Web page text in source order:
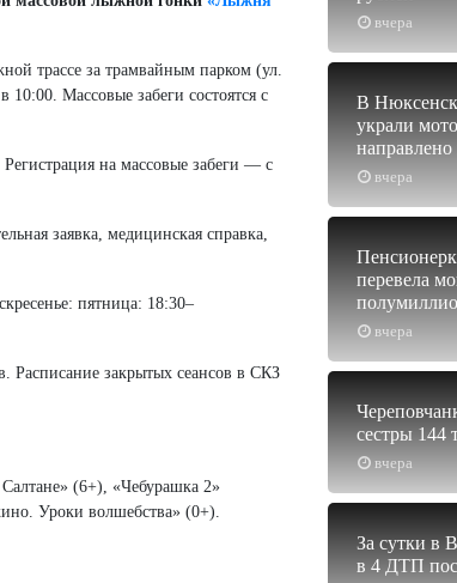
трассе за трамвайным парком (ул.
Массовые забеги состоятся с
на массовые забеги — с
заявка, медицинская справка,
пятница: 18:30–
Расписание закрытых сеансов в СКЗ
(6+), «Чебурашка 2»
Уроки волшебства» (0+).
вчера
вчера
В
украли
направлено
вчера
перевела
вчера
сестры 144
За сутки в
в 4 ДТП